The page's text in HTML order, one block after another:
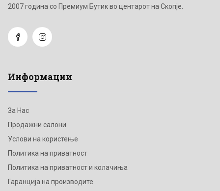
2007 година со Премиум Бутик во центарот на Скопје.
Информации
За Нас
Продажни салони
Услови на користење
Политика на приватност
Политика на приватност и колачиња
Гаранција на производите